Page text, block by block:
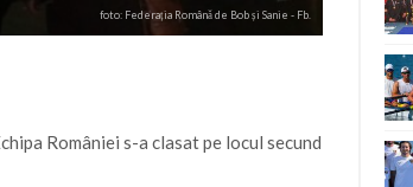
foto: Federația Română de Bob și Sanie - Fb.
României s-a clasat pe locul secund